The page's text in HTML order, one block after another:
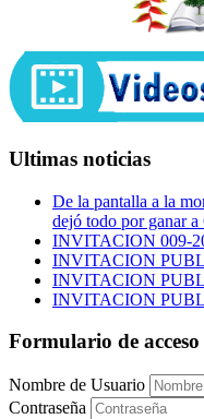
Ultimas noticias
De la pantalla a la
dejó todo por ganar a
INVITACION 009-
INVITACION
INVITACION
INVITACION
Formulario de acceso
Nombre de Usuario
Contraseña